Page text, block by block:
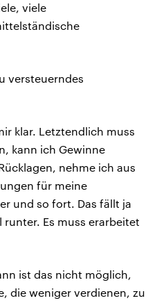
viele
versteuerndes
klar. Letztendlich muss
kann ich Gewinne
nehme ich aus
für meine
und so fort. Das fällt ja
Es muss erarbeitet
ist das nicht möglich,
die weniger verdienen, zu